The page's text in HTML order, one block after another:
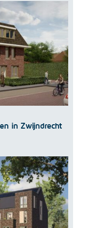
in Zwijndrecht